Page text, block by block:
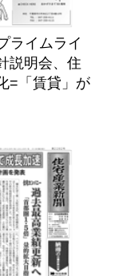
ライムライ
説明会、住
=「賃貸」が